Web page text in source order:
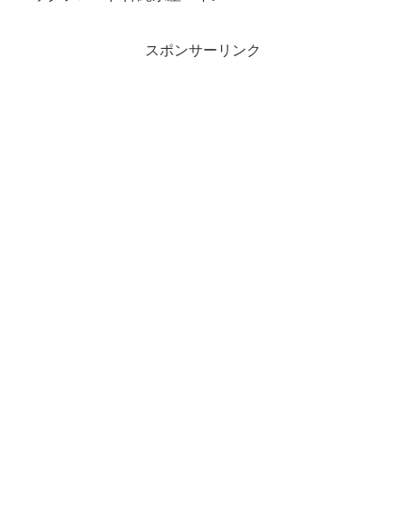
スポンサーリンク